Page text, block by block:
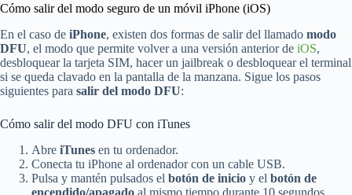
Cómo salir del modo seguro de un móvil iPhone (iOS)
En el caso de iPhone, existen dos formas de salir del llamado modo
DFU, el modo que permite volver a una versión anterior de iOS,
desbloquear la tarjeta SIM, hacer un jailbreak o desbloquear el terminal
si se queda clavado en la pantalla de la manzana. Sigue los pasos
siguientes para salir del modo DFU:
Cómo salir del modo DFU con iTunes
Abre iTunes en tu ordenador.
Conecta tu iPhone al ordenador con un cable USB.
Pulsa y mantén pulsados el botón de inicio y el botón de
encendido/apagado al mismo tiempo durante 10 segundos.